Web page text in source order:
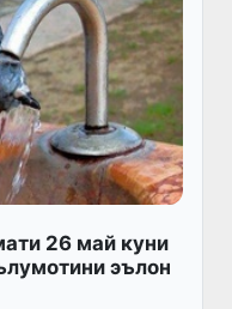
26 май куни
эълон